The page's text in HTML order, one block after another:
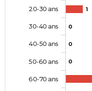
1
0
0
0
20-30 ans
30-40 ans
40-50 ans
50-60 ans
60-70 ans